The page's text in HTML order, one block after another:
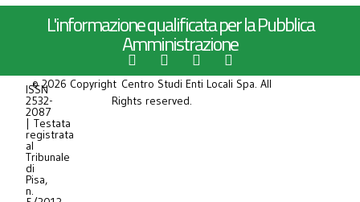
L'informazione qualificata per la Pubblica
Amministrazione
ISSN
2532-
2087
| Testata
registrata
al
Tribunale
di
Pisa,
n.
© 2026 Copyright Centro Studi Enti Locali Spa. All
Rights reserved.